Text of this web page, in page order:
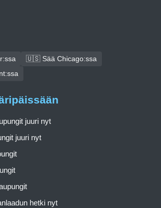
🇺🇸 Sää Chicago:ssa
juuri nyt
juuri nyt
hetki nyt